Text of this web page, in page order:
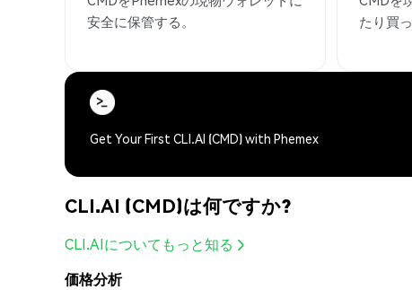
安全に保管する。
たり買
Get Your First CLI.AI (CMD) with Phemex
CLI.AI (CMD)は何ですか?
CLI.AIについてもっと知る
価格分析